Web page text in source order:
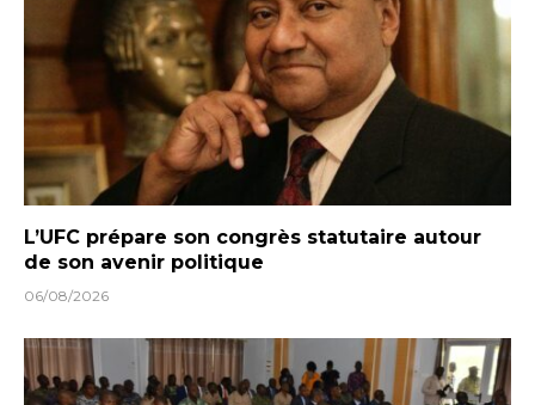
L’UFC prépare son congrès statutaire autour
de son avenir politique
06/08/2026